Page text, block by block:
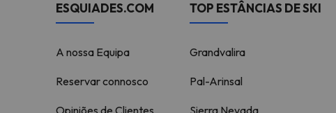
ESQUIADES.COM
A nossa Equipa
Reservar connosco
TOP ESTÂNCIAS DE SKI
Grandvalira
Pal-Arinsal